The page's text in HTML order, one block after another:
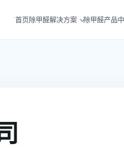
首页除甲醛解决方案 除甲醛产品